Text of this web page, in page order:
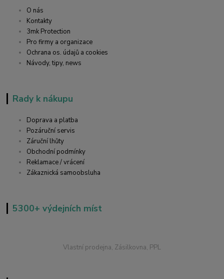
O nás
Kontakty
3mk Protection
Pro firmy a organizace
Ochrana os. údajů a cookies
Návody, tipy, news
Rady k nákupu
Doprava a platba
Pozáruční servis
Záruční lhůty
Obchodní podmínky
Reklamace / vrácení
Zákaznická samoobsluha
5300+ výdejních míst
Vlastní prodejna, Zásilkovna, PPL